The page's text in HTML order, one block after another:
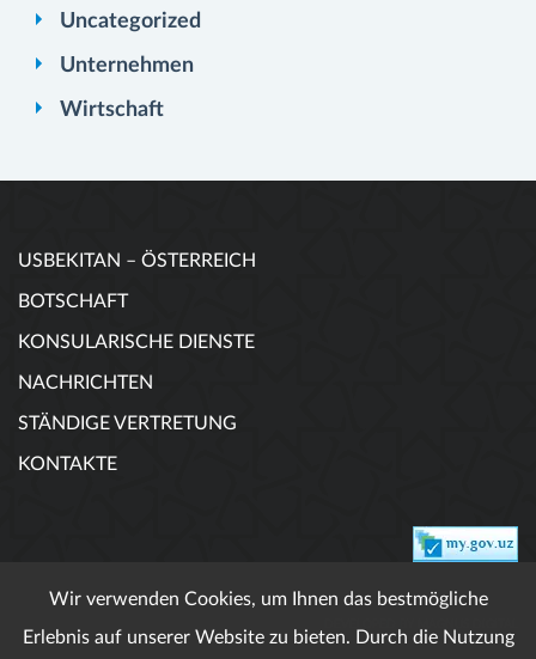
Uncategorized
Unternehmen
Wirtschaft
USBEKITAN – ÖSTERREICH
BOTSCHAFT
KONSULARISCHE DIENSTE
NACHRICHTEN
STÄNDIGE VERTRETUNG
KONTAKTE
Wir verwenden Cookies, um Ihnen das bestmögliche
Erlebnis auf unserer Website zu bieten. Durch die Nutzung